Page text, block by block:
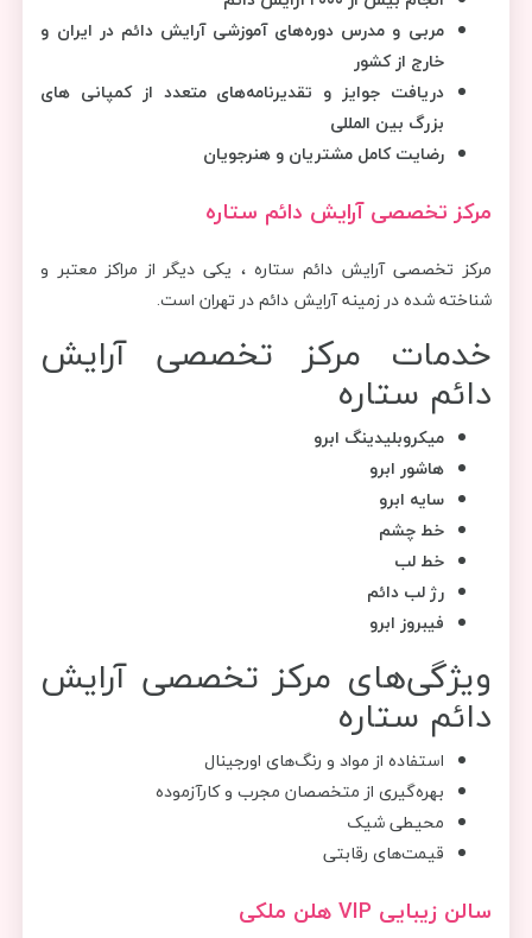
مربی و مدرس دوره‌های آموزشی آرایش دائم در ایران و
خارج از کشور
دریافت جوایز و تقدیرنامه‌های متعدد از کمپانی های
بزرگ بین المللی
رضایت کامل مشتریان و هنرجویان
مرکز تخصصی آرایش دائم ستاره
مرکز تخصصی آرایش دائم ستاره ، یکی دیگر از مراکز معتبر و
شناخته شده در زمینه آرایش دائم در تهران است.
خدمات مرکز تخصصی آرایش
دائم ستاره
میکروبلیدینگ ابرو
هاشور ابرو
سایه ابرو
خط چشم
خط لب
رژ لب دائم
فیبروز ابرو
ویژگی‌های مرکز تخصصی آرایش
دائم ستاره
استفاده از مواد و رنگ‌های اورجینال
بهره‌گیری از متخصصان مجرب و کارآزموده
محیطی شیک
قیمت‌های رقابتی
سالن زیبایی VIP هلن ملکی